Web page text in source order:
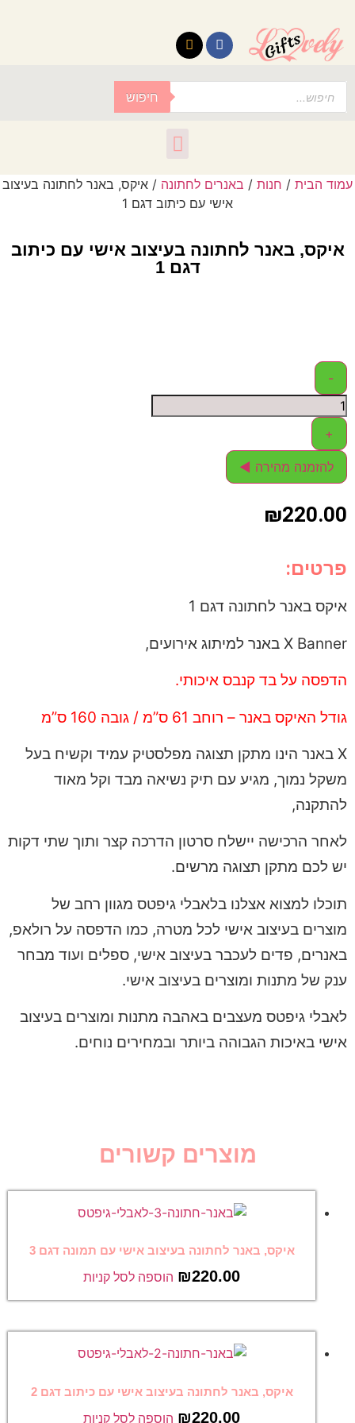
חיפוש
עמוד הבית / חנות / באנרים לחתונה / איקס, באנר לחתונה בעיצוב
אישי עם כיתוב דגם 1
איקס, באנר לחתונה בעיצוב אישי עם כיתוב
דגם 1
-
+
להזמנה מהירה ◄
₪220.00
פרטים:
איקס באנר לחתונה דגם 1
X Banner באנר למיתוג אירועים,
הדפסה על בד קנבס איכותי.
גודל האיקס באנר – רוחב 61 ס”מ / גובה 160 ס”מ
X באנר הינו מתקן תצוגה מפלסטיק עמיד וקשיח בעל
משקל נמוך, מגיע עם תיק נשיאה מבד וקל מאוד
להתקנה,
לאחר הרכישה יישלח סרטון הדרכה קצר ותוך שתי דקות
יש לכם מתקן תצוגה מרשים.
תוכלו למצוא אצלנו בלאבלי גיפטס מגוון רחב של
מוצרים בעיצוב אישי לכל מטרה, כמו הדפסה על רולאפ,
באנרים, פדים לעכבר בעיצוב אישי, ספלים ועוד מבחר
ענק של מתנות ומוצרים בעיצוב אישי.
לאבלי גיפטס מעצבים באהבה מתנות ומוצרים בעיצוב
אישי באיכות הגבוהה ביותר ובמחירים נוחים.
מוצרים קשורים
איקס, באנר לחתונה בעיצוב אישי עם תמונה דגם 3
₪220.00 הוספה לסל קניות
איקס, באנר לחתונה בעיצוב אישי עם כיתוב דגם 2
₪220.00 הוספה לסל קניות